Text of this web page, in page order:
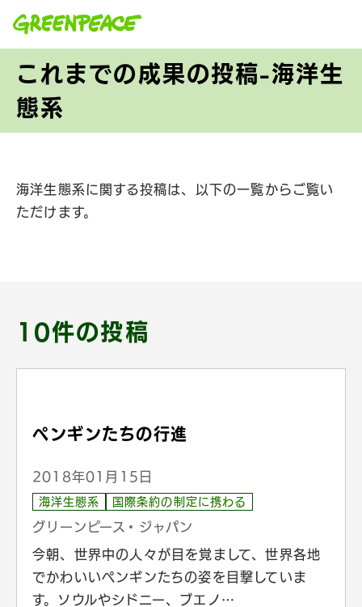
これまでの成果の投稿-海洋生
態系
海洋生態系に関する投稿は、以下の一覧からご覧い
ただけます。
10件の投稿
ペンギンたちの行進
2018年01月15日
海洋生態系 国際条約の制定に携わる
グリーンピース・ジャパン
今朝、世界中の人々が目を覚まして、世界各地
でかわいいペンギンたちの姿を目撃していま
す。ソウルやシドニー、ブエノ…